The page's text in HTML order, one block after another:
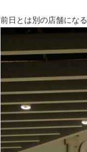
前日とは別の店舗になる